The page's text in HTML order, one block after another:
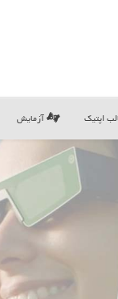
اپتیك آزمایش